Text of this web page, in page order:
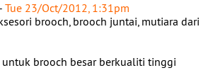
- Tue 23/Oct/2012, 1:31pm
brooch, brooch juntai, mutiara dari
brooch besar berkualiti tinggi